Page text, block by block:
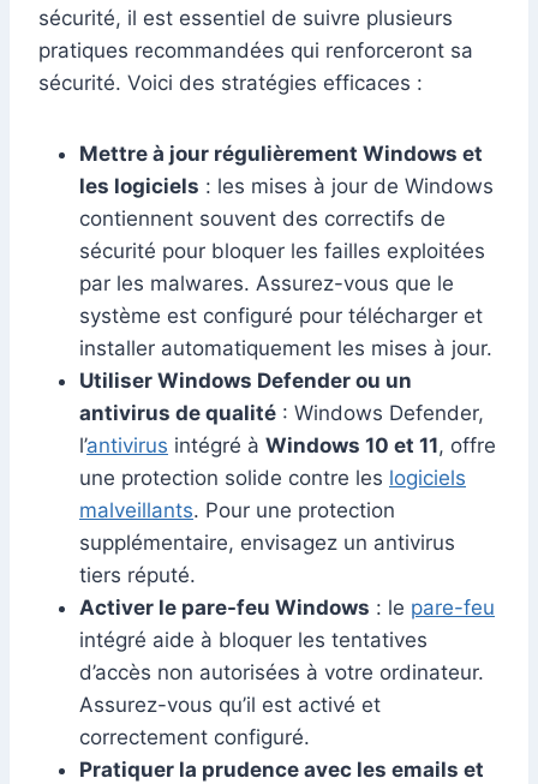
sécurité, il est essentiel de suivre plusieurs
pratiques recommandées qui renforceront sa
sécurité. Voici des stratégies efficaces :
Mettre à jour régulièrement Windows et
les logiciels : les mises à jour de Windows
contiennent souvent des correctifs de
sécurité pour bloquer les failles exploitées
par les malwares. Assurez-vous que le
système est configuré pour télécharger et
installer automatiquement les mises à jour.
Utiliser Windows Defender ou un
antivirus de qualité : Windows Defender,
l’antivirus intégré à Windows 10 et 11, offre
une protection solide contre les logiciels
malveillants. Pour une protection
supplémentaire, envisagez un antivirus
tiers réputé.
Activer le pare-feu Windows : le pare-feu
intégré aide à bloquer les tentatives
d’accès non autorisées à votre ordinateur.
Assurez-vous qu’il est activé et
correctement configuré.
Pratiquer la prudence avec les emails et